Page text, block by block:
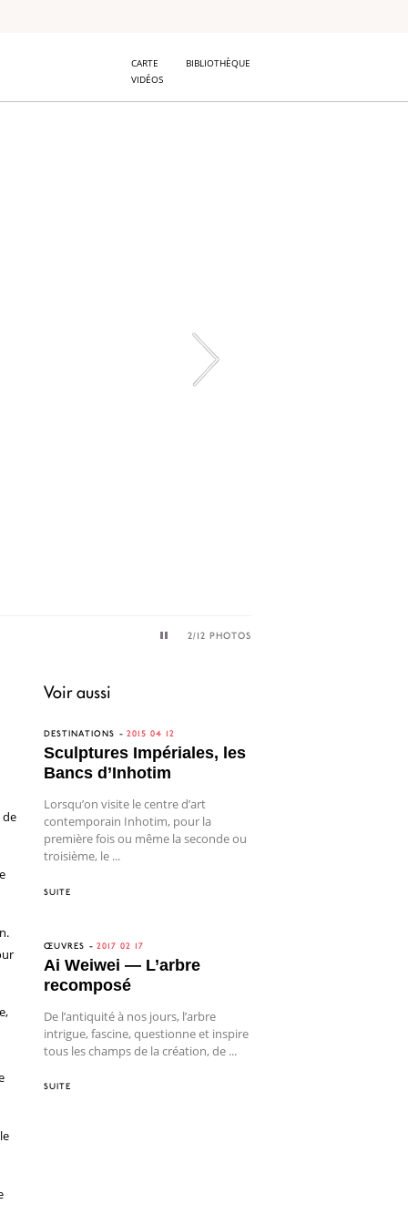
CARTE
BIBLIOTHÈQUE
VIDÉOS
2/12 PHOTOS
Voir aussi
DESTINATIONS 2015 04 12
Sculptures Impériales, les
Bancs d’Inhotim
Lorsqu’on visite le centre d’art
contemporain Inhotim, pour la
première fois ou même la seconde ou
troisième, le ...
SUITE
ŒUVRES 2017 02 17
Ai Weiwei — L’arbre
recomposé
De l’antiquité à nos jours, l’arbre
intrigue, fascine, questionne et inspire
tous les champs de la création, de ...
SUITE
de